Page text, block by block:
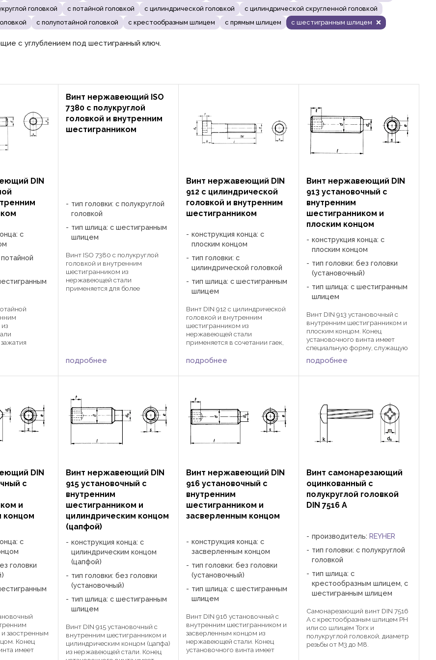
головкой с потайной головкой с цилиндрической головкой
с цилиндрической скругленной головкой
с полупотайной головкой с крестообразным шлицем с прямым шлицем с шестигранным шлицем
с углублением под шестигранный ключ.
DIN
с
Винт нержавеющий ISO
7380 c полукруглой
головкой и внутренним
шестигранником
тип головки: с полукруглой
головкой
тип шлица: с шестигранным
шлицем
Винт ISO 7380 c полукруглой
головкой и внутренним
шестигранником из
нержавеющей стали
применяется для более
подробнее
Винт нержавеющий DIN
912 с цилиндрической
головкой и внутренним
шестигранником
конструкция конца: с
плоским концом
тип головки: с
цилиндрической головкой
тип шлица: с шестигранным
шлицем
Винт DIN 912 с цилиндрической
головкой и внутренним
шестигранником из
нержавеющей стали
применяется в сочетании гаек,
оборудовании при помощи
станкостроении, автостроении,
подробнее
Винт нержавеющий DIN
913 установочный с
внутренним
шестигранником и
плоским концом
конструкция конца: с
плоским концом
тип головки: без головки
(установочный)
тип шлица: с шестигранным
шлицем
Винт DIN 913 установочный с
внутренним шестигранником и
плоским концом. Конец
установочного винта имеет
специальную форму, служащую
для фиксации изделий
относительно друг друга.
подробнее
DIN
с
и
концом
с
головки
заостренным
Конец
имеет
Винт нержавеющий DIN
915 установочный с
внутренним
шестигранником и
цилиндрическим концом
(цапфой)
конструкция конца: с
цилиндрическим концом
(цапфой)
тип головки: без головки
(установочный)
тип шлица: с шестигранным
шлицем
Винт DIN 915 установочный с
внутренним шестигранником и
цилиндрическим концом (цапфа)
из нержавеющей стали. Конец
Винт нержавеющий DIN
916 установочный с
внутренним
шестигранником и
засверленным концом
конструкция конца: с
засверленным концом
тип головки: без головки
(установочный)
тип шлица: с шестигранным
шлицем
Винт DIN 916 установочный с
внутренним шестигранником и
засверленным концом из
нержавеющей стали. Конец
установочного винта имеет
Винт самонарезающий
оцинкованный с
полукруглой головкой
DIN 7516 A
производитель:REYHER
тип головки: с полукруглой
головкой
тип шлица: с
крестообразным шлицем, с
шестигранным шлицем
Самонарезающий винт DIN 7516
A с крестообразным шлицем PH
или со шлицем Torx и
полукруглой головкой, диаметр
резьбы от М3 до М8.